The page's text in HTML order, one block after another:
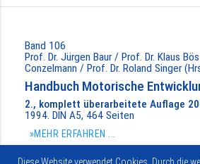
Band 106
Prof. Dr. Jürgen Baur / Prof. Dr. Klaus
Conzelmann / Prof. Dr. Roland Singer
Handbuch Motorische
2., komplett überarbeitete Auflage
1994. DIN A5, 464 Seiten
»MEHR ERFAHREN ...